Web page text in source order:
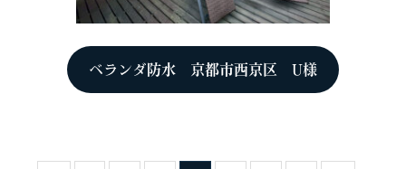
ベランダ防水 京都市西京区 U様